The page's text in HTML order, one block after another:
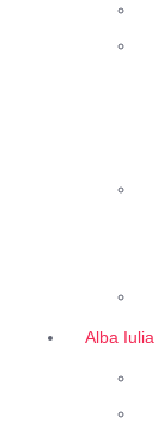
Alba Iulia